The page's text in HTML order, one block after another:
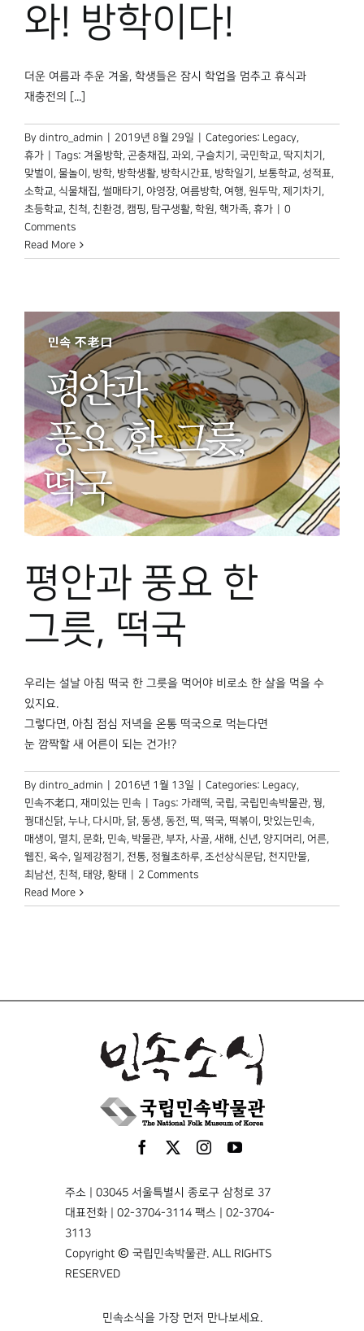
와! 방학이다!
더운 여름과 추운 겨울, 학생들은 잠시 학업을 멈추고 휴식과
재충전의 [...]
By dintro_admin 2019년 8월 29일 Categories: Legacy
휴가
Tags: 겨울방학 곤충채집 과외 구슬치기 국민학교 딱지치기
맞벌이
물놀이 방학 방학생활 방학시간표 방학일기 보통학교 성적표
소학교
식물채집 썰매타기 야영장 여름방학 여행 원두막 제기차기
초등학교
친척 친환경 캠핑 탐구생활 학원 핵가족 휴가
0
Comments
Read More
평안과 풍요 한
그릇, 떡국
우리는 설날 아침 떡국 한 그릇을 먹어야 비로소 한 살을 먹을 수
있지요.
그렇다면, 아침 점심 저녁을 온통 떡국으로 먹는다면
눈 깜짝할 새 어른이 되는 건가!?
By dintro_admin 2016년 1월 13일 Categories: Legacy,
민속不老口 , 재미있는 민속 Tags: 가래떡, 국립, 국립민속박물관, 꿩,
꿩대신닭, 누나, 다시마, 닭, 동생, 동전, 떡, 떡국, 떡볶이 , 맛있는민속,
매생이 , 멸치 , 문화, 민속, 박물관, 부자, 사골, 새해 , 신년, 양지머리 , 어른,
웹진, 육수, 일제강점기 , 전통, 정월초하루, 조선상식문답, 천지만물,
최남선, 친척, 태양, 황태
2 Comments
Read More
주소 | 03045 서울특별시 종로구 삼청로 37
대표전화 | 02-3704-3114 팩스 | 02-3704-
3113
Copyright © 국립민속박물관. ALL RIGHTS
RESERVED
민속소식을 가장 먼저 만나보세요.